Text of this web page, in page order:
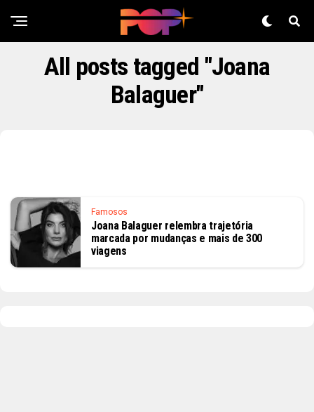
All posts tagged "Joana
Balaguer"
Famosos
Joana Balaguer relembra trajetória
marcada por mudanças e mais de 300
viagens